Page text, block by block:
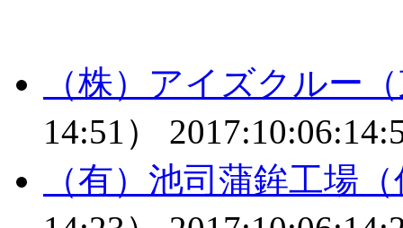
（株）アイズクルー
14:51）
（有）池司蒲鉾工場